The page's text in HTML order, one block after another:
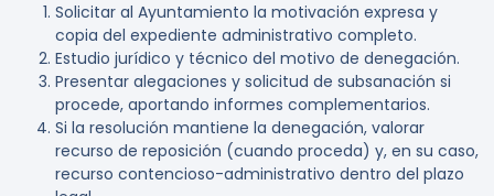
Solicitar al Ayuntamiento la motivación expresa y
copia del expediente administrativo completo.
Estudio jurídico y técnico del motivo de denegación.
Presentar alegaciones y solicitud de subsanación si
procede, aportando informes complementarios.
Si la resolución mantiene la denegación, valorar
recurso de reposición (cuando proceda) y, en su caso,
recurso contencioso-administrativo dentro del plazo